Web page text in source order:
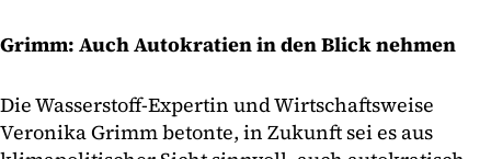
Grimm: Auch Autokratien in den Blick nehmen
Die Wasserstoff-Expertin und Wirtschaftsweise
Veronika Grimm betonte, in Zukunft sei es aus